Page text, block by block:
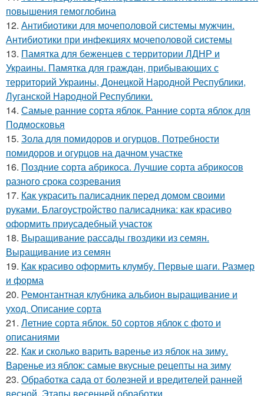
повышения гемоглобина
12. Антибиотики для мочеполовой системы мужчин.
Антибиотики при инфекциях мочеполовой системы
13. Памятка для беженцев с территории ЛДНР и
Украины. Памятка для граждан, прибывающих с
территорий Украины, Донецкой Народной Республики,
Луганской Народной Республики.
14. Самые ранние сорта яблок. Ранние сорта яблок для
Подмосковья
15. Зола для помидоров и огурцов. Потребности
помидоров и огурцов на дачном участке
16. Поздние сорта абрикоса. Лучшие сорта абрикосов
разного срока созревания
17. Как украсить палисадник перед домом своими
руками. Благоустройство палисадника: как красиво
оформить приусадебный участок
18. Выращивание рассады гвоздики из семян.
Выращивание из семян
19. Как красиво оформить клумбу. Первые шаги. Размер
и форма
20. Ремонтантная клубника альбион выращивание и
уход. Описание сорта
21. Летние сорта яблок. 50 сортов яблок с фото и
описаниями
22. Как и сколько варить варенье из яблок на зиму.
Варенье из яблок: самые вкусные рецепты на зиму
23. Обработка сада от болезней и вредителей ранней
весной. Этапы весенней обработки